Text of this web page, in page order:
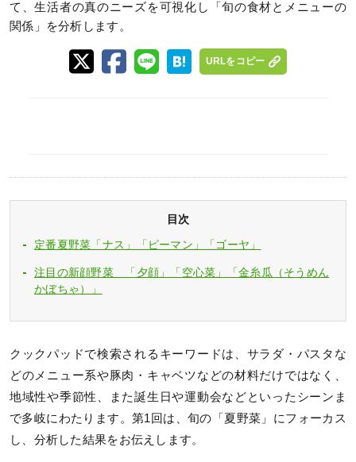
て、⽣活者の真のニーズを可視化し「旬の⾷材とメニューの
関係」を分析します。
URLをコピー
目次
定番夏野菜「ナス」「ピーマン」「ゴーヤ」
注目の新顔野菜 「夕顔」「空心菜」「金糸瓜（そうめん
かぼちゃ）」
クックパッドで検索されるキーワードは、サラダ・パスタな
どのメニュー系や豚⾁・キャベツなどの材料だけではなく、
地域性や季節性、また誕⽣⽇や運動会などといったシーンま
で多岐にわたります。第1回は、旬の「夏野菜」にフォーカス
し、分析した結果をお伝えします。